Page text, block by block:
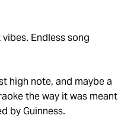
Endless song
high note, and maybe a
the way it was meant
by Guinness.